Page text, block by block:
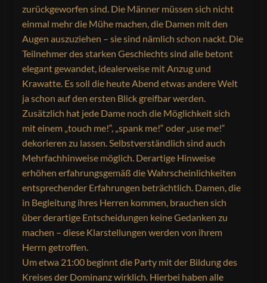
zurückgeworfen sind. Die Männer müssen sich nicht
einmal mehr die Mühe machen, die Damen mit den
Augen auszuziehen – sie sind nämlich schon nackt. Die
Teilnehmer des starken Geschlechts sind alle betont
elegant gewandet, idealerweise mit Anzug und
Krawatte. Es soll die heute Abend etwas andere Welt
ja schon auf den ersten Blick greifbar werden.
Zusätzlich hat jede Dame noch die Möglichkeit sich
mit einem „touch me!“, „spank me!“ oder „use me!“
dekorieren zu lassen. Selbstverständlich sind auch
Mehrfachhinweise möglich. Derartige Hinweise
erhöhen erfahrungsgemäß die Wahrscheinlichkeiten
entsprechender Erfahrungen beträchtlich. Damen, die
in Begleitung ihres Herren kommen, brauchen sich
über derartige Entscheidungen keine Gedanken zu
machen – diese Klarstellungen werden von ihrem
Herrn getroffen.
Um etwa 21:00 beginnt die Party mit der Bildung des
Kreises der Dominanz wirklich. Hierbei haben alle